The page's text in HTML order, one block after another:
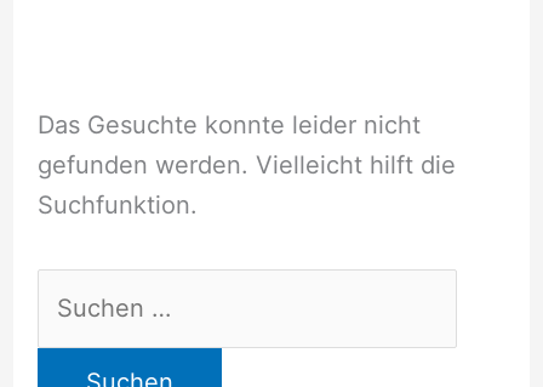
Das Gesuchte konnte leider nicht
gefunden werden. Vielleicht hilft die
Suchfunktion.
nach: